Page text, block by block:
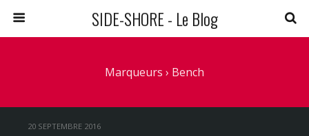
SIDE-SHORE - Le Blog
Marqueurs › Bench
20 SEPTEMBRE 2016